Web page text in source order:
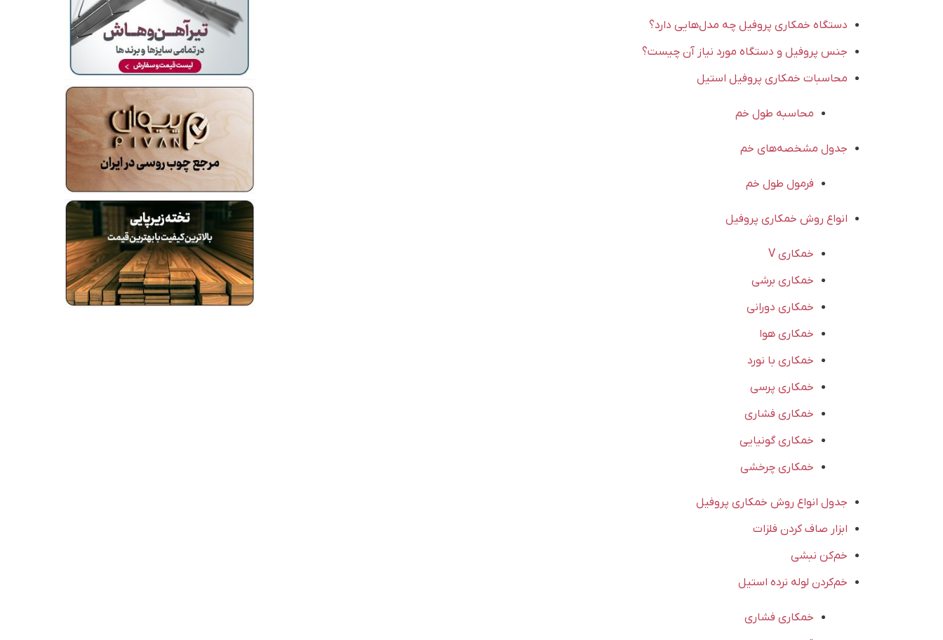
دستگاه خمکاری پروفیل چه مدل‌هایی دارد؟
جنس پروفیل و دستگاه مورد نیاز آن چیست؟
محاسبات خمکاری پروفیل استیل
محاسبه طول خم
جدول مشخصه‌های خم
فرمول طول خم
انواع روش‌ خمکاری پروفیل
خمکاری V
خمکاری برشی
خمکاری دورانی
خمکاری هوا
خمکاری با نورد
خمکاری پرسی
خمکاری فشاری
خمکاری گونیایی
خمکاری چرخشی
جدول انواع روش‌ خمکاری پروفیل
ابزار صاف کردن فلزات
خم‌کن نبشی
خم‌کردن لوله نرده استیل
خمکاری فشاری